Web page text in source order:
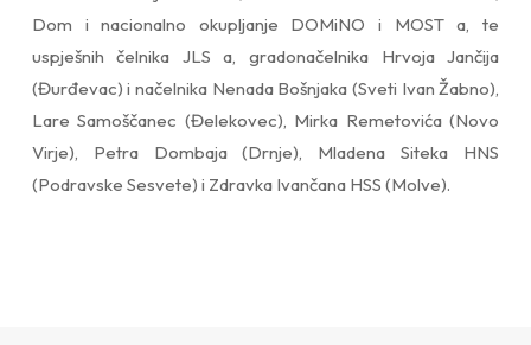
Dom i nacionalno okupljanje DOMiNO i MOST a, te
uspješnih čelnika JLS a, gradonačelnika Hrvoja Jančija
(Đurđevac) i načelnika Nenada Bošnjaka (Sveti Ivan Žabno),
Lare Samoščanec (Đelekovec), Mirka Remetovića (Novo
Virje), Petra Dombaja (Drnje), Mladena Siteka HNS
(Podravske Sesvete) i Zdravka Ivančana HSS (Molve).